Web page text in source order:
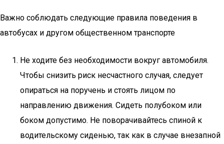
Важно соблюдать следующие правила поведения в
автобусах и другом общественном транспорте
Не ходите без необходимости вокруг автомобиля.
Чтобы снизить риск несчастного случая, следует
опираться на поручень и стоять лицом по
направлению движения. Сидеть полубоком или
боком допустимо. Не поворачивайтесь спиной к
водительскому сиденью, так как в случае внезапной